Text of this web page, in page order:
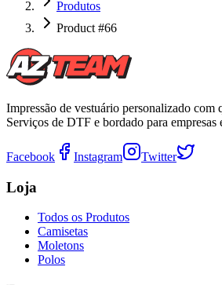
Produtos
Product #66
Impressão de vestuário personalizado com
Serviços de DTF e bordado para empresas
Facebook Instagram Twitter
Loja
Todos os Produtos
Camisetas
Moletons
Polos